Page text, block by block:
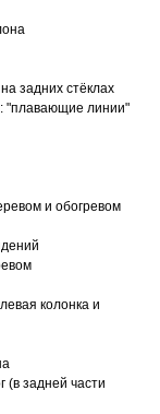
задних стёклах
"плавающие линии"
и обогревом
колонка и
(в задней части